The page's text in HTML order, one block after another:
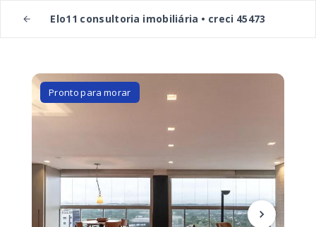
Elo11 consultoria imobiliária • creci 45473
Pronto para morar